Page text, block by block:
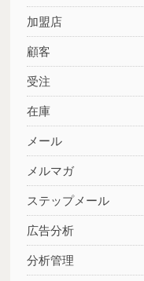
加盟店
顧客
受注
在庫
メール
メルマガ
ステップメール
広告分析
分析管理